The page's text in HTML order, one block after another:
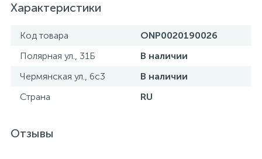
Характеристики
Код товара
ONP0020190026
Полярная ул., 31Б
В наличии
Чермянская ул., 6с3
В наличии
Страна
RU
Отзывы